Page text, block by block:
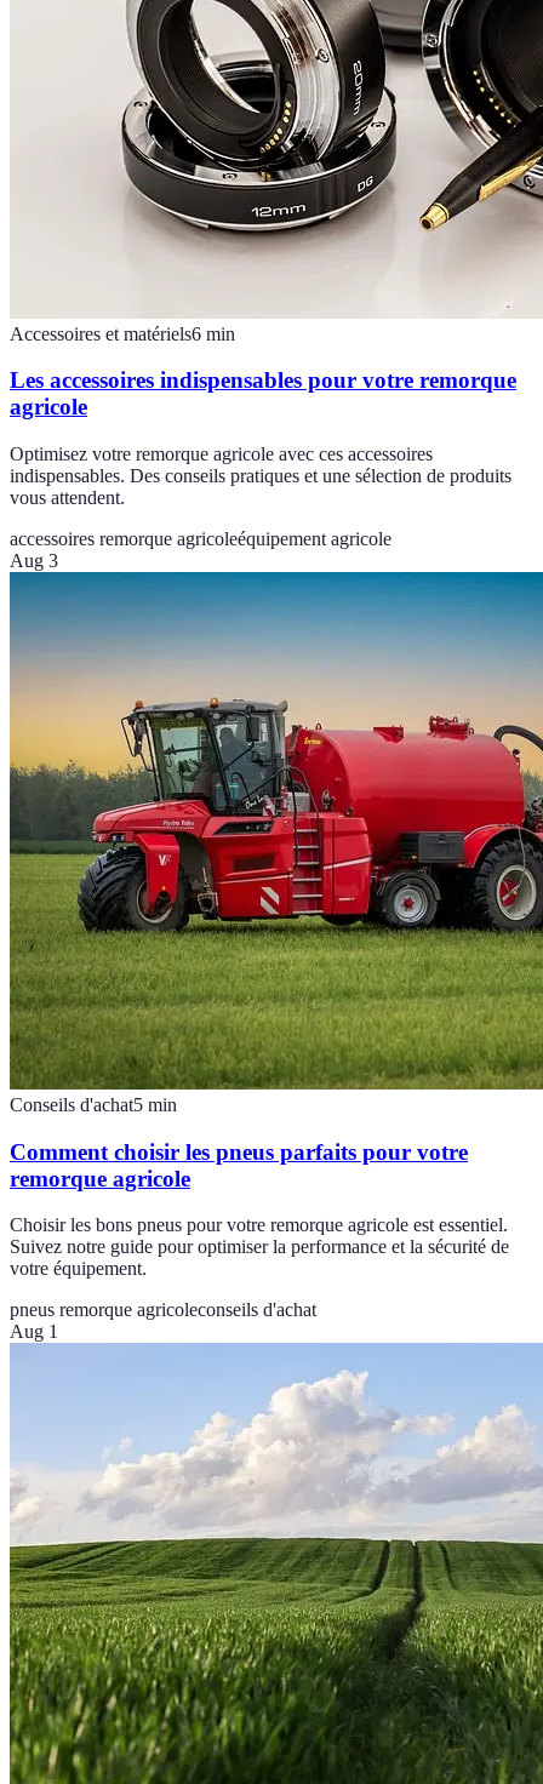
Accessoires et matériels6 min
Les accessoires indispensables pour votre remorque
agricole
Optimisez votre remorque agricole avec ces accessoires
indispensables. Des conseils pratiques et une sélection de produits
vous attendent.
accessoires remorque agricoleéquipement agricole
Aug 3
Conseils d'achat5 min
Comment choisir les pneus parfaits pour votre
remorque agricole
Choisir les bons pneus pour votre remorque agricole est essentiel.
Suivez notre guide pour optimiser la performance et la sécurité de
votre équipement.
pneus remorque agricoleconseils d'achat
Aug 1